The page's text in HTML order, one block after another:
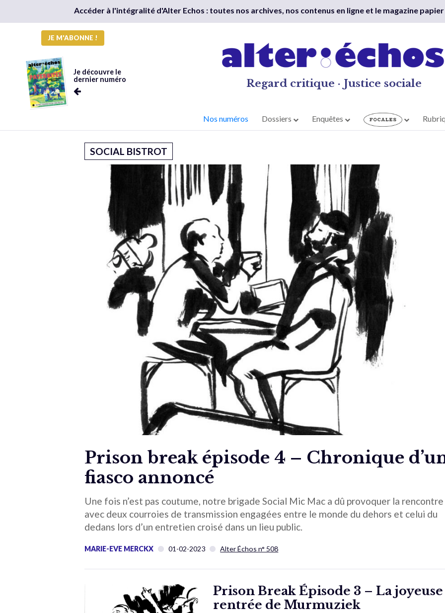
Accéder à l'intégralité d'Alter Echos : toutes nos archives, nos contenus en ligne et le magazine
JE M'ABONNE !
Je découvre le
dernier numéro
Regard critique · Justice sociale
Nos numéros Dossiers Enquêtes
SOCIAL BISTROT
Prison break épisode 4 – Chronique
fiasco annoncé
Une fois n’est pas coutume, notre brigade Social Mic Mac a dû provoquer la rencontre
avec deux courroies de transmission engagées entre le monde du dehors et celui du
dedans lors d’un entretien croisé dans un lieu public.
MARIE-EVE MERCKX 01-02-2023 Alter Échos n° 508
Prison Break Épisode 3 – La joyeuse
rentrée de Murmuziek